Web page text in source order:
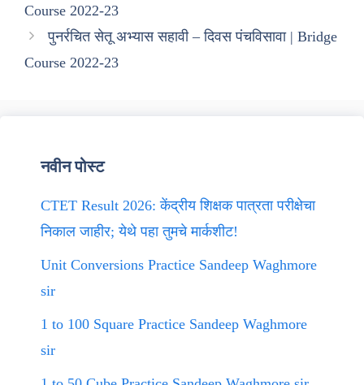
Course 2022-23
पुनर्रचित सेतू अभ्यास सहावी – दिवस पंचविसावा | Bridge
Course 2022-23
नवीन पोस्ट
CTET Result 2026: केंद्रीय शिक्षक पात्रता परीक्षेचा
निकाल जाहीर; येथे पहा तुमचे मार्कशीट!
Unit Conversions Practice Sandeep Waghmore
sir
1 to 100 Square Practice Sandeep Waghmore
sir